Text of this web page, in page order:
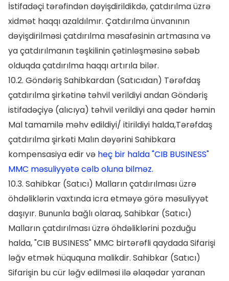
İstifadəçi tərəfindən dəyişdirildikdə, çatdırılma üzrə
xidmət haqqı azaldılmır. Çatdırılma ünvanının
dəyişdirilməsi çatdırılma məsafəsinin artmasına və
ya çatdırılmanın təşkilinin çətinləşməsinə səbəb
olduqda çatdırılma haqqı artırıla bilər.
10.2. Göndəriş Sahibkardan (Satıcıdan) Tərəfdaş
çatdırılma şirkətinə təhvil verildiyi andan Göndəriş
istifadəçiyə (alıcıya) təhvil verildiyi ana qədər həmin
Mal tamamilə məhv edildiyi/ itirildiyi halda,Tərəfdaş
çatdırılma şirkəti Malın dəyərini Sahibkara
kompensasiya edir və heç bir halda "CIB BUSINESS"
MMC məsuliyyətə cəlb oluna bilməz.
10.3. Sahibkar (Satıcı) Malların çatdırılması üzrə
öhdəliklərin vaxtında icra etməyə görə məsuliyyət
daşıyır. Bununla bağlı olaraq, Sahibkar (Satıcı)
Malların çatdırılması üzrə öhdəliklərini pozduğu
halda, "CIB BUSINESS" MMC birtərəfli qaydada Sifarişi
ləğv etmək hüququna malikdir. Sahibkar (Satıcı)
Sifarişin bu cür ləğv edilməsi ilə əlaqədar yaranan